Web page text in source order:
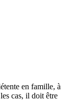
en famille, à
cas, il doit être